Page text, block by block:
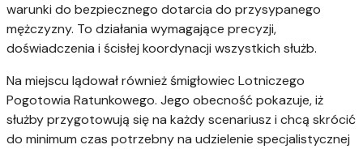
warunki do bezpiecznego dotarcia do przysypanego
mężczyzny. To działania wymagające precyzji,
doświadczenia i ścisłej koordynacji wszystkich służb.
Na miejscu lądował również śmigłowiec Lotniczego
Pogotowia Ratunkowego. Jego obecność pokazuje, iż
służby przygotowują się na każdy scenariusz i chcą skrócić
do minimum czas potrzebny na udzielenie specjalistycznej